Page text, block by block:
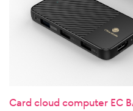
Card cloud computer EC